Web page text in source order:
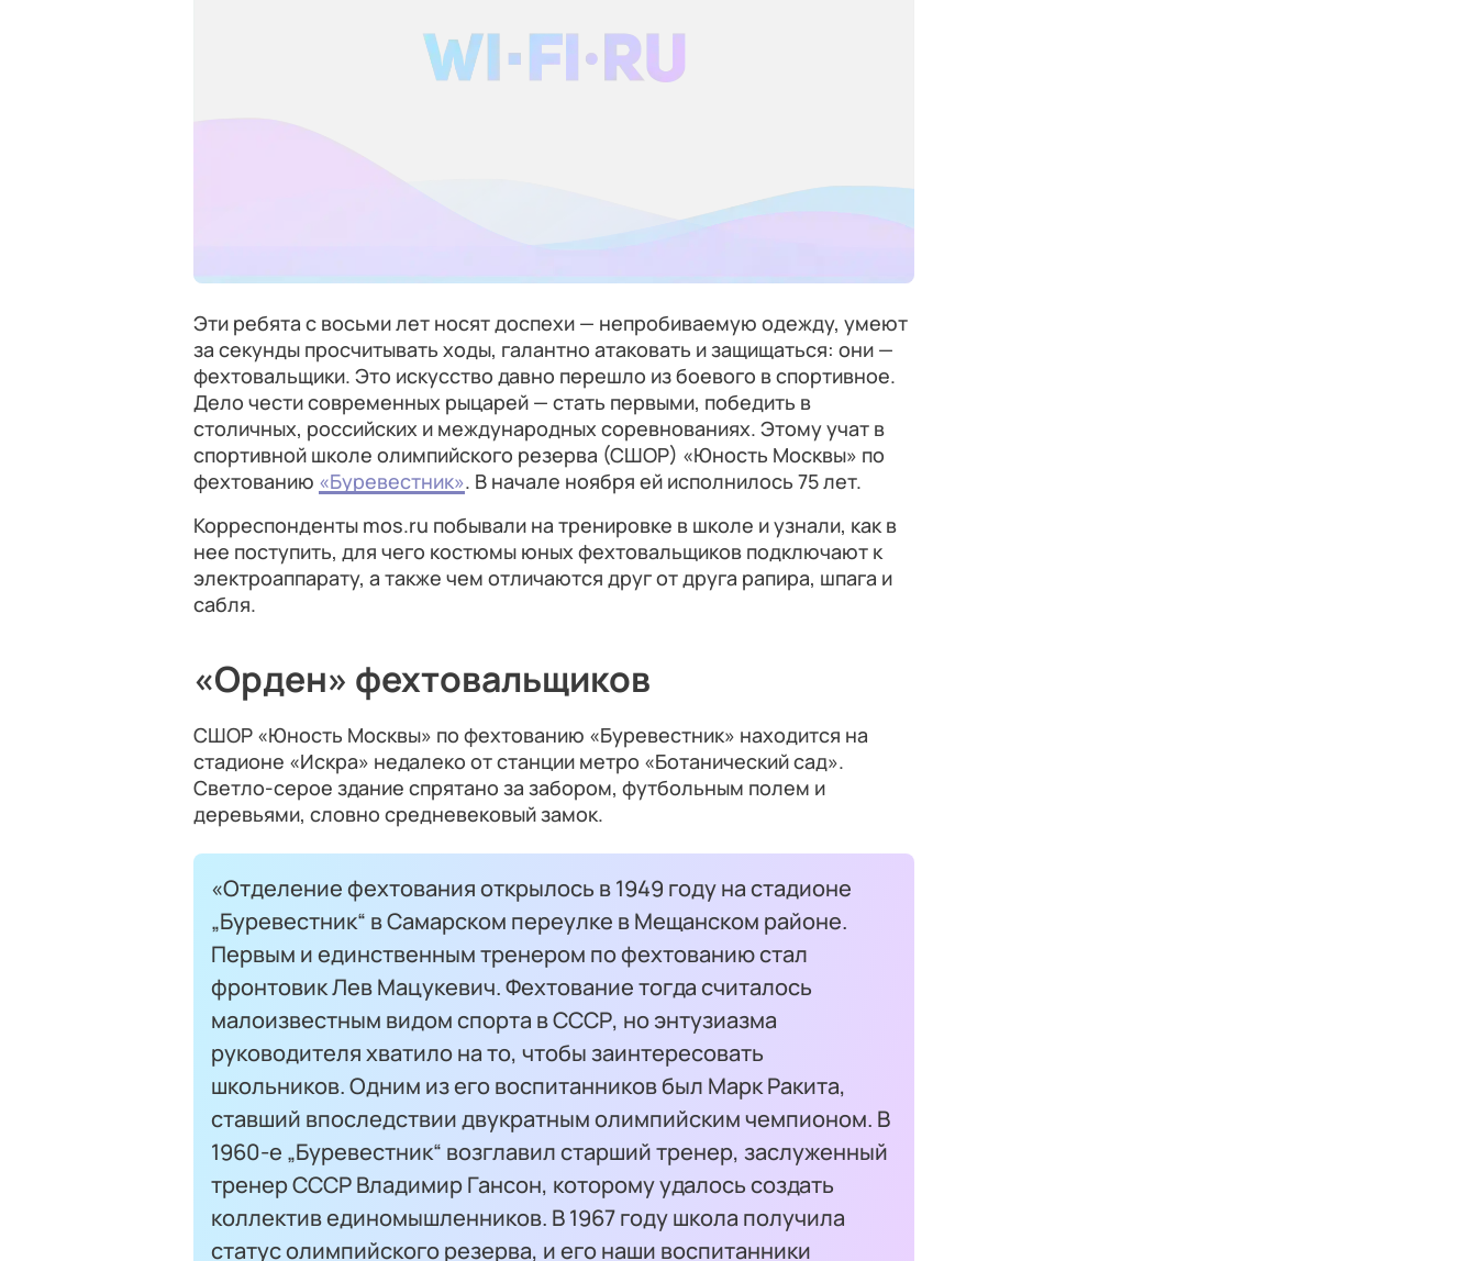
Эти ребята с восьми лет носят доспехи — непробиваемую одежду, умеют
за секунды просчитывать ходы, галантно атаковать и защищаться: они —
фехтовальщики. Это искусство давно перешло из боевого в спортивное.
Дело чести современных рыцарей — стать первыми, победить в
столичных, российских и международных соревнованиях. Этому учат в
спортивной школе олимпийского резерва (СШОР) «Юность Москвы» по
фехтованию «Буревестник». В начале ноября ей исполнилось 75 лет.
Корреспонденты mos.ru побывали на тренировке в школе и узнали, как в
нее поступить, для чего костюмы юных фехтовальщиков подключают к
электроаппарату, а также чем отличаются друг от друга рапира, шпага и
сабля.
«Орден» фехтовальщиков
СШОР «Юность Москвы» по фехтованию «Буревестник» находится на
стадионе «Искра» недалеко от станции метро «Ботанический сад».
Светло-серое здание спрятано за забором, футбольным полем и
деревьями, словно средневековый замок.
«Отделение фехтования открылось в 1949 году на стадионе
„Буревестник“ в Самарском переулке в Мещанском районе.
Первым и единственным тренером по фехтованию стал
фронтовик Лев Мацукевич. Фехтование тогда считалось
малоизвестным видом спорта в СССР, но энтузиазма
руководителя хватило на то, чтобы заинтересовать
школьников. Одним из его воспитанников был Марк Ракита,
ставший впоследствии двукратным олимпийским чемпионом. В
1960-е „Буревестник“ возглавил старший тренер, заслуженный
тренер СССР Владимир Гансон, которому удалось создать
коллектив единомышленников. В 1967 году школа получила
статус олимпийского резерва, и его наши воспитанники